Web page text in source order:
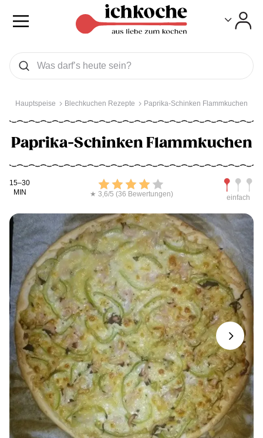
Was wollen Sie suchen
Suchen
Hauptspeise Blechkuchen Rezepte Paprika-Schinken Flammkuchen
Paprika-Schinken Flammkuchen
Kochdauer
15–30
MIN
Bewerten
★ 3,6/5 (36 Bewertungen) einfach
Next